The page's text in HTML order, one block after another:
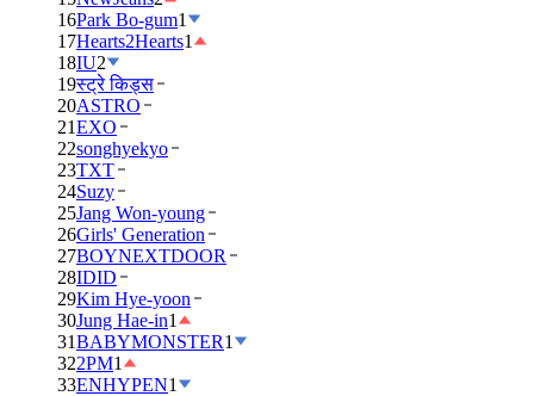
16Park Bo-gum1
17Hearts2Hearts1
18IU2
19स्ट्रे किड्स
20ASTRO
21EXO
22songhyekyo
23TXT
24Suzy
25Jang Won-young
26Girls' Generation
27BOYNEXTDOOR
28IDID
29Kim Hye-yoon
30Jung Hae-in1
31BABYMONSTER1
322PM1
33ENHYPEN1